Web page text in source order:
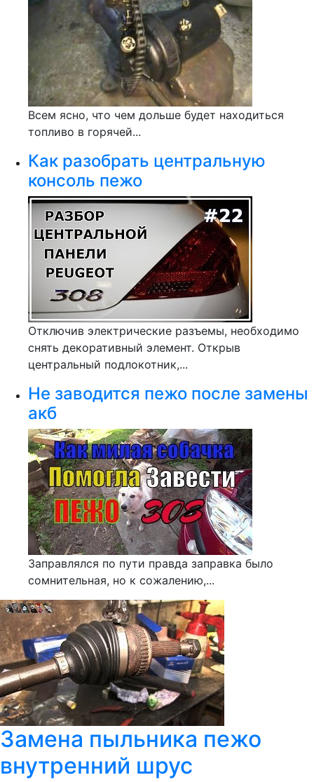
Всем ясно, что чем дольше будет находиться
топливо в горячей...
Как разобрать центральную
консоль пежо
Отключив электрические разъемы, необходимо
снять декоративный элемент. Открыв
центральный подлокотник,...
Не заводится пежо после замены
акб
Заправлялся по пути правда заправка было
сомнительная, но к сожалению,...
Замена пыльника пежо
внутренний шрус